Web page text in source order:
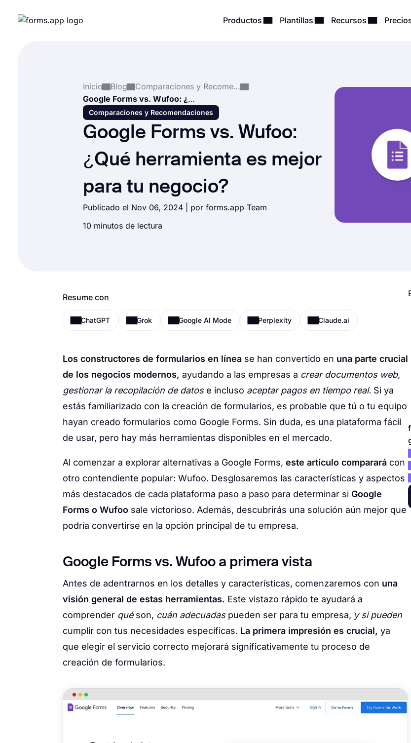
Productos Plantillas Recursos
Inicio Blog
Comparaciones y Recomendaciones
Google Forms vs. Wufoo: ¿Qué herramienta es mejor para tu negocio?
Comparaciones y Recomendaciones
Google Forms vs. Wufoo:
¿Qué herramienta es mejor
para tu negocio?
Publicado el Nov 06, 2024 | por forms.app Team
10 minutos de lectura
Resume con
ChatGPT Grok Google AI Mode Perplexity Claude.ai
Los constructores de formularios en línea se han convertido en una parte crucial
de los negocios modernos, ayudando a las empresas a crear documentos web,
gestionar la recopilación de datos e incluso aceptar pagos en tiempo real. Si ya
estás familiarizado con la creación de formularios, es probable que tú o tu equipo
hayan creado formularios como Google Forms. Sin duda, es una plataforma fácil
de usar, pero hay más herramientas disponibles en el mercado.
Al comenzar a explorar alternativas a Google Forms, este artículo comparará con
otro contendiente popular: Wufoo. Desglosaremos las características y aspectos
más destacados de cada plataforma paso a paso para determinar si Google
Forms o Wufoo sale victorioso. Además, descubrirás una solución aún mejor que
podría convertirse en la opción principal de tu empresa.
Google Forms vs. Wufoo a primera vista
Antes de adentrarnos en los detalles y características, comenzaremos con una
visión general de estas herramientas. Este vistazo rápido te ayudará a
comprender quéson, cuán adecuadaspueden ser para tu empresa, y si pueden
cumplir con tus necesidades específicas. La primera impresión es crucial, ya
que elegir el servicio correcto mejorará significativamente tu proceso de
creación de formularios.